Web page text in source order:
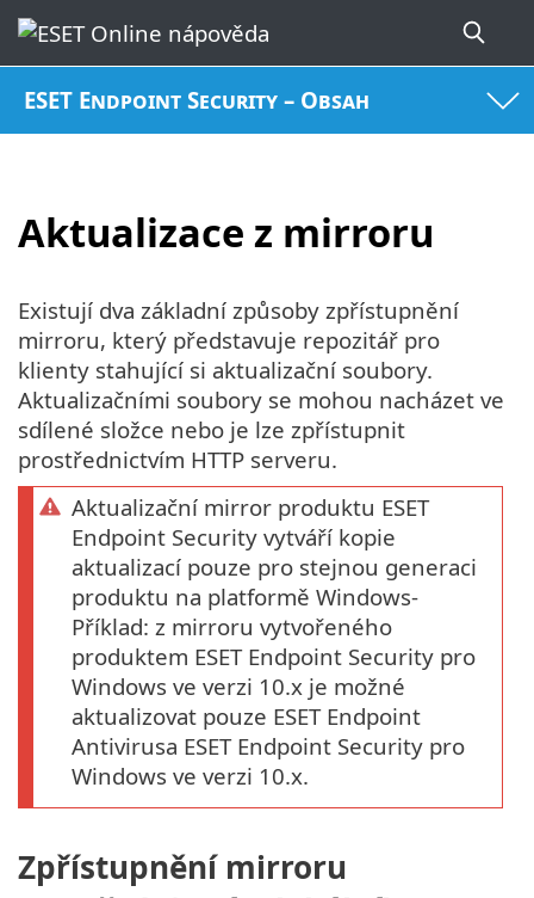
ESET Endpoint Security – Obsah
Aktualizace z mirroru
Existují dva základní způsoby zpřístupnění
mirroru, který představuje repozitář pro
klienty stahující si aktualizační soubory.
Aktualizačními soubory se mohou nacházet ve
sdílené složce nebo je lze zpřístupnit
prostřednictvím HTTP serveru.
Aktualizační mirror produktu ESET
Endpoint Security vytváří kopie
aktualizací pouze pro stejnou generaci
produktu na platformě Windows-
Příklad: z mirroru vytvořeného
produktem ESET Endpoint Security pro
Windows ve verzi 10.x je možné
aktualizovat pouze ESET Endpoint
Antivirusa ESET Endpoint Security pro
Windows ve verzi 10.x.
Zpřístupnění mirroru